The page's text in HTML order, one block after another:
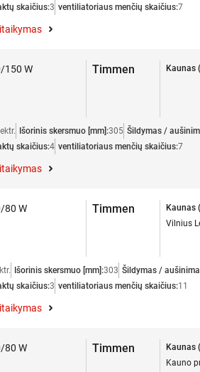
skaičius:3 ventiliatoriaus menčių skaičius:7
150 W Timmen Kaunas
Išorinis skersmuo [mm]:305 Šildymas /
skaičius:4 ventiliatoriaus menčių skaičius:7
80 W Timmen
Kaunas
Vilnius
Išorinis skersmuo [mm]:303 Šildymas /
skaičius:3 ventiliatoriaus menčių skaičius:11
80 W Timmen
Kaunas
Kauno